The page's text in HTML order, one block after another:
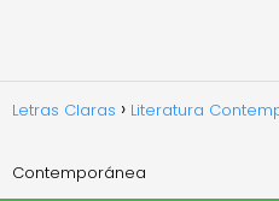
Letras Claras Literatura
Contemporánea